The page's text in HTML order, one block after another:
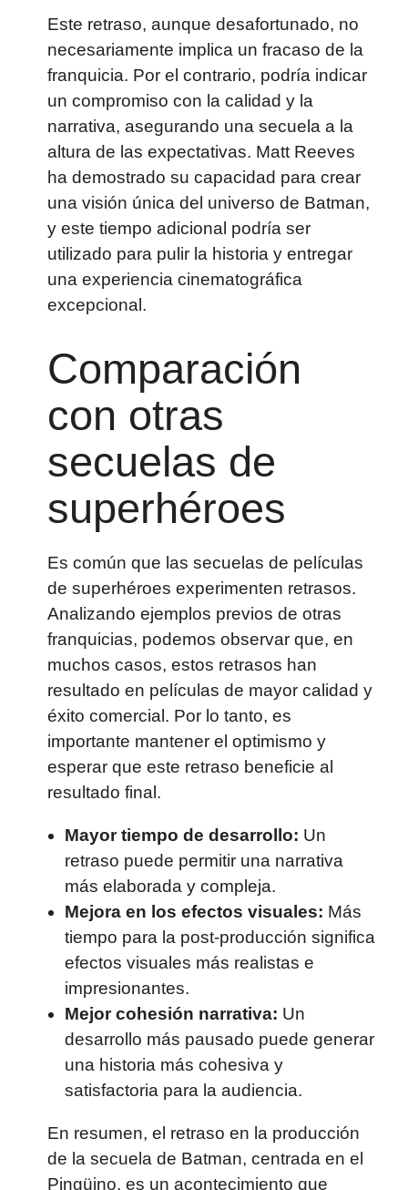
Este retraso, aunque desafortunado, no
necesariamente implica un fracaso de la
franquicia. Por el contrario, podría indicar
un compromiso con la calidad y la
narrativa, asegurando una secuela a la
altura de las expectativas. Matt Reeves
ha demostrado su capacidad para crear
una visión única del universo de Batman,
y este tiempo adicional podría ser
utilizado para pulir la historia y entregar
una experiencia cinematográfica
excepcional.
Comparación
con otras
secuelas de
superhéroes
Es común que las secuelas de películas
de superhéroes experimenten retrasos.
Analizando ejemplos previos de otras
franquicias, podemos observar que, en
muchos casos, estos retrasos han
resultado en películas de mayor calidad y
éxito comercial. Por lo tanto, es
importante mantener el optimismo y
esperar que este retraso beneficie al
resultado final.
Mayor tiempo de desarrollo: Un
retraso puede permitir una narrativa
más elaborada y compleja.
Mejora en los efectos visuales: Más
tiempo para la post-producción significa
efectos visuales más realistas e
impresionantes.
Mejor cohesión narrativa: Un
desarrollo más pausado puede generar
una historia más cohesiva y
satisfactoria para la audiencia.
En resumen, el retraso en la producción
de la secuela de Batman, centrada en el
Pingüino, es un acontecimiento que